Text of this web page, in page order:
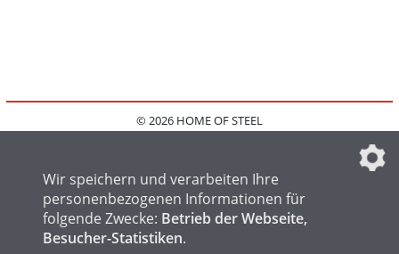
© 2026 HOME OF STEEL
IMPRESSUM
FAQ
DATENSCHUTZEINSTELLUNGEN
Wir speichern und verarbeiten Ihre
personenbezogenen Informationen für
folgende Zwecke: Betrieb der Webseite,
Besucher-Statistiken.